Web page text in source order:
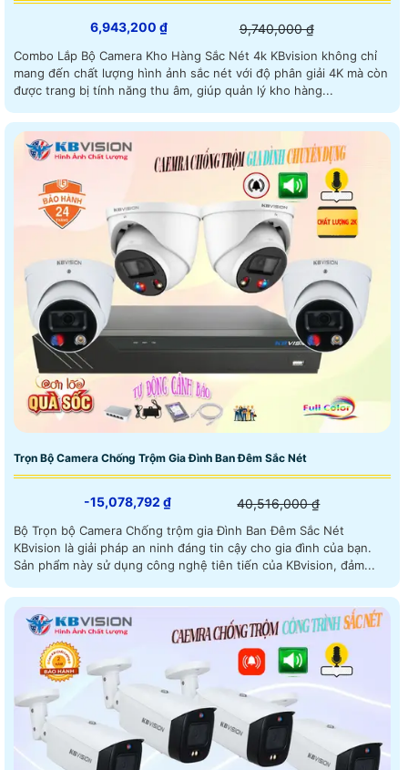
6,943,200 ₫ 9,740,000 ₫
Combo Lắp Bộ Camera Kho Hàng Sắc Nét 4k KBvision không chỉ
mang đến chất lượng hình ảnh sắc nét với độ phân giải 4K mà còn
được trang bị tính năng thu âm, giúp quản lý kho hàng...
Trọn Bộ Camera Chống Trộm Gia Đình Ban Đêm Sắc Nét
-15,078,792 ₫ 40,516,000 ₫
Bộ Trọn bộ Camera Chống trộm gia Đình Ban Đêm Sắc Nét
KBvision là giải pháp an ninh đáng tin cậy cho gia đình của bạn.
Sản phẩm này sử dụng công nghệ tiên tiến của KBvision, đảm...